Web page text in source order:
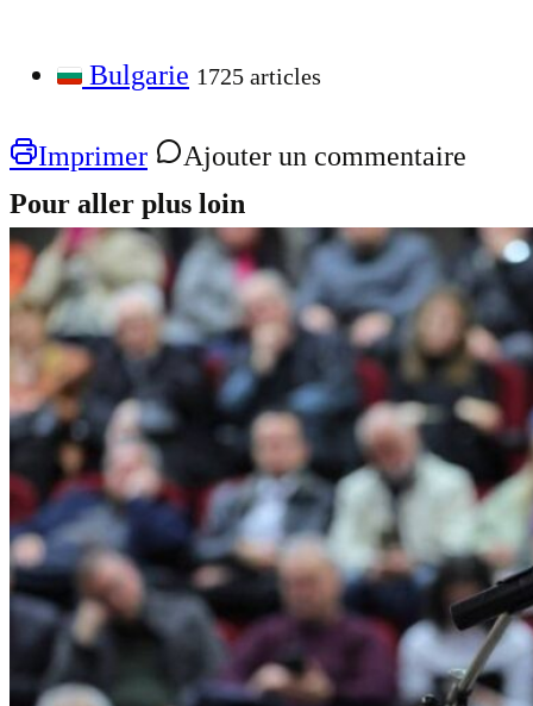
Bulgarie 1725 articles
Imprimer
Ajouter un commentaire
Pour aller plus loin